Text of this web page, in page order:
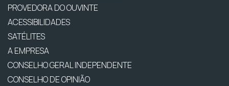
PROVEDORA DO OUVINTE
ACESSIBILIDADES
SATÉLITES
A EMPRESA
CONSELHO GERAL INDEPENDENTE
CONSELHO DE OPINIÃO